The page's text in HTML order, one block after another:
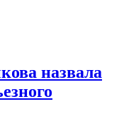
назвала